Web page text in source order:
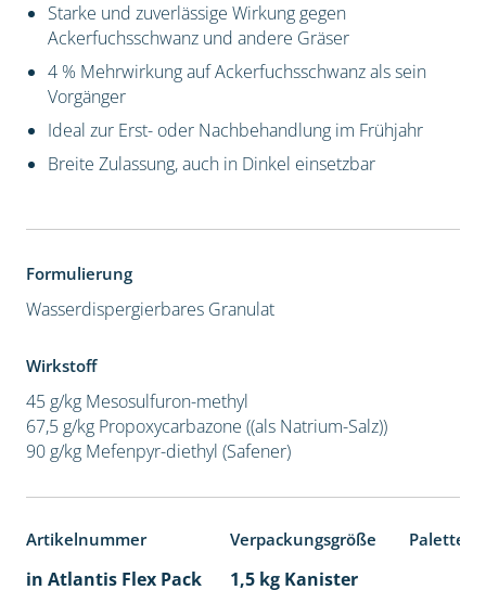
Starke und zuverlässige Wirkung gegen
Ackerfuchsschwanz und andere Gräser
4 % Mehrwirkung auf Ackerfuchsschwanz als sein
Vorgänger
Ideal zur Erst- oder Nachbehandlung im Frühjahr
Breite Zulassung, auch in Dinkel einsetzbar
Formulierung
Wasserdispergierbares Granulat
Wirkstoff
45 g/kg Mesosulfuron-methyl
67,5 g/kg Propoxycarbazone ((als Natrium-Salz))
90 g/kg Mefenpyr-diethyl (Safener)
Artikelnummer Verpackungsgröße
in Atlantis Flex Pack
1,5 kg Kanister